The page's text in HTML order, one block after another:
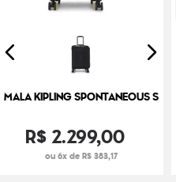
MALA KIPLING SPONTANEOUS S
R$2.299,00
ou 6x de R$ 383,17